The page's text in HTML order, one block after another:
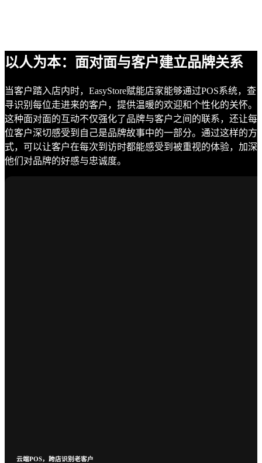
以人为本：面对面与客户建立品牌关系
当客户踏入店内时，EasyStore赋能店家能够通过POS系统，查
寻识别每位走进来的客户，提供温暖的欢迎和个性化的关怀。
这种面对面的互动不仅强化了品牌与客户之间的联系，还让每
位客户深切感受到自己是品牌故事中的一部分。通过这样的方
式，可以让客户在每次到访时都能感受到被重视的体验，加深
他们对品牌的好感与忠诚度。
云端POS，跨店识别老客户